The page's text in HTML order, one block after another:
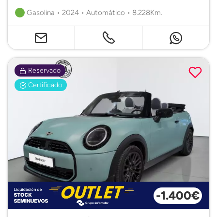
Gasolina • 2024 • Automático • 8.228Km.
Reservado
Certificado
-1.400€